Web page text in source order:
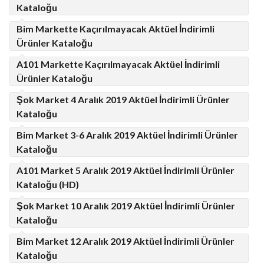
Kataloğu
Bim Markette Kaçırılmayacak Aktüel İndirimli
Ürünler Kataloğu
A101 Markette Kaçırılmayacak Aktüel İndirimli
Ürünler Kataloğu
Şok Market 4 Aralık 2019 Aktüel İndirimli Ürünler
Kataloğu
Bim Market 3-6 Aralık 2019 Aktüel İndirimli Ürünler
Kataloğu
A101 Market 5 Aralık 2019 Aktüel İndirimli Ürünler
Kataloğu (HD)
Şok Market 10 Aralık 2019 Aktüel İndirimli Ürünler
Kataloğu
Bim Market 12 Aralık 2019 Aktüel İndirimli Ürünler
Kataloğu